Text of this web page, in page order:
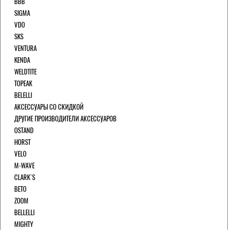
SIGMA
VDO
SKS
VENTURA
KENDA
WELDTITE
TOPEAK
BELELLI
АКСЕССУАРЫ СО СКИДКОЙ
ДРУГИЕ ПРОИЗВОДИТЕЛИ АКСЕССУАРОВ
OSTAND
HORST
VELO
M-WAVE
CLARK`S
BETO
ZOOM
BELLELLI
MIGHTY